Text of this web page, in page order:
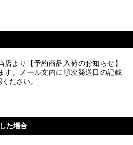
より【予約商品入荷のお知らせ】
す。メール文内に順次発送日の記載
ださい。
た場合